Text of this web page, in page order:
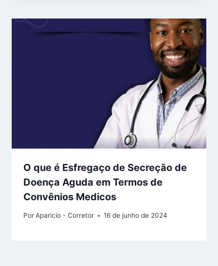
O que é Esfregaço de Secreção de
Doença Aguda em Termos de
Convênios Medicos
PorAparicio - Corretor 16 de junho de 2024